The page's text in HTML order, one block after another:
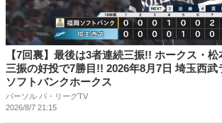
【7回裏】最後は3者連続三振!! ホークス・
三振の好投で7勝目!! 2026年8月7日 埼玉西武
ソフトバンクホークス
パーソル パ・リーグTV
2026/8/7 21:15